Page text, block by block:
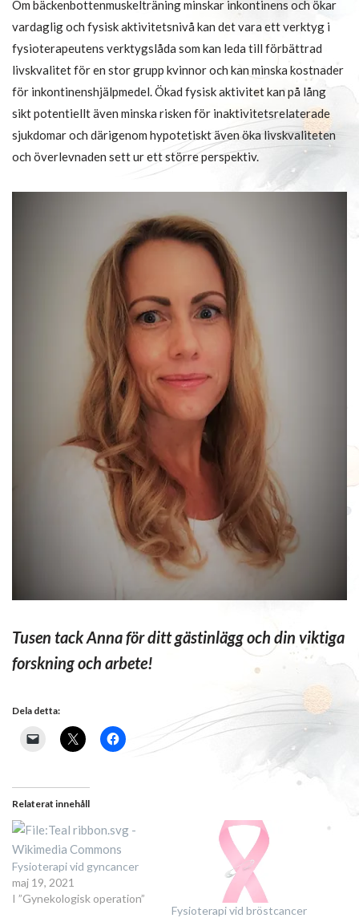
Om bäckenbottenmuskelträning minskar inkontinens och ökar
vardaglig och fysisk aktivitetsnivå kan det vara ett verktyg i
fysioterapeutens verktygslåda som kan leda till förbättrad
livskvalitet för en stor grupp kvinnor och kan minska kostnader
för inkontinenshjälpmedel. Ökad fysisk aktivitet kan på lång
sikt potentiellt även minska risken för inaktivitetsrelaterade
sjukdomar och därigenom hypotetiskt även öka livskvaliteten
och överlevnaden sett ur ett större perspektiv.
Tusen tack Anna för ditt gästinlägg och din viktiga
forskning och arbete!
Dela detta:
Relaterat innehåll
Fysioterapi vid gyncancer
maj 19, 2021
I ”Gynekologisk operation”
Fysioterapi vid bröstcancer